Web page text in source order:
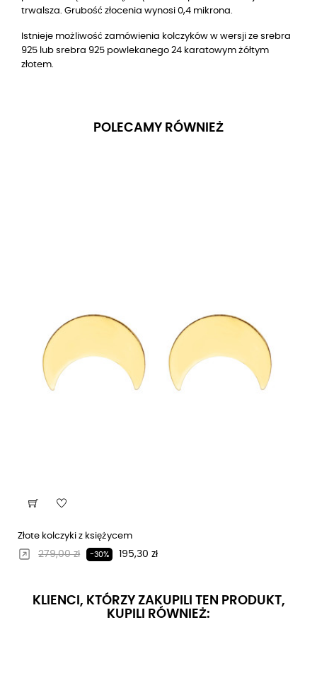
trwalsza. Grubość złocenia wynosi 0,4 mikrona.
Istnieje możliwość zamówienia kolczyków w wersji ze srebra
925 lub srebra 925 powlekanego 24 karatowym żółtym
złotem.
POLECAMY RÓWNIEŻ
Złote kolczyki z księżycem
Regularna cena
279,00 zł -30% Cena
195,30 zł
KLIENCI, KTÓRZY ZAKUPILI TEN PRODUKT,
KUPILI RÓWNIEŻ: